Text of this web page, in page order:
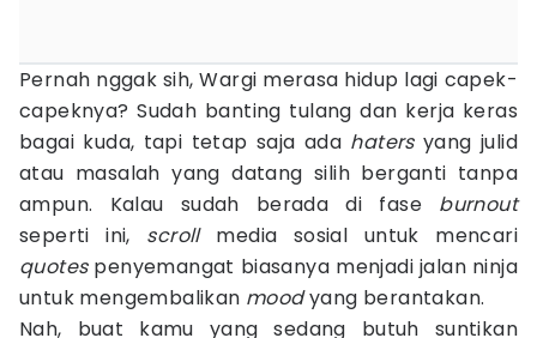
Pernah nggak sih, Wargi merasa hidup lagi capek-
capeknya? Sudah banting tulang dan kerja keras
bagai kuda, tapi tetap saja ada hatersyang julid
atau masalah yang datang silih berganti tanpa
ampun. Kalau sudah berada di fase burnout
seperti ini, scrollmedia sosial untuk mencari
quotespenyemangat biasanya menjadi jalan ninja
untuk mengembalikan moodyang berantakan.
Nah, buat kamu yang sedang butuh suntikan